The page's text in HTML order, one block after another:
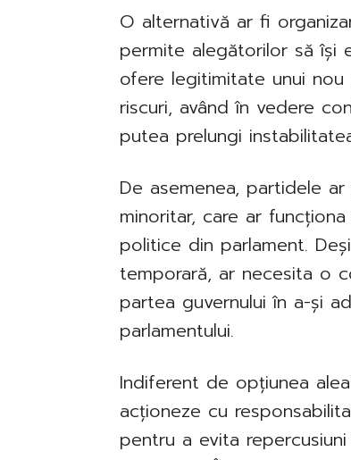
O alternativă ar fi
permite alegătorilor să își
ofere legitimitate unui nou
riscuri, având în vedere
putea prelungi
De asemenea, partidele
minoritar, care ar
politice din parlament.
temporară, ar necesita o
partea guvernului în a-și
parlamentului.
Indiferent de opțiunea
acționeze cu
pentru a evita